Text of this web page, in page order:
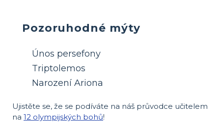
Pozoruhodné mýty
Únos persefony
Triptolemos
Narození Ariona
Ujistěte se, že se podíváte na náš průvodce učitelem
na 12 olympijských bohů!